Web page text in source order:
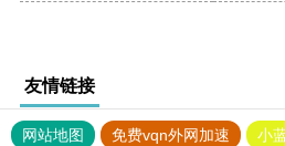
友情链接
网站地图 免费vqn外网加速
小